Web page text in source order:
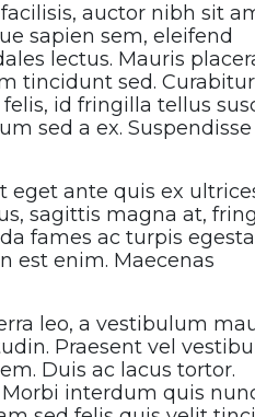
auctor nibh sit
sapien sem, eleifend
lectus. Mauris
tincidunt sed.
id fringilla tellus
sed a ex. Suspendisse
eget ante quis ex
sagittis magna at,
fames ac turpis
est enim. Maecenas
leo, a vestibulum
Praesent vel
Duis ac lacus tortor.
interdum quis